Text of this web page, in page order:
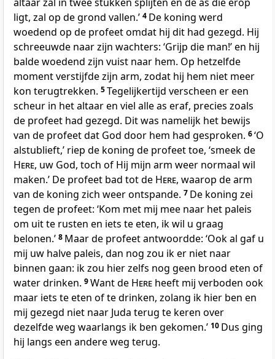
ligt, zal op de grond vallen.’ 4 De koning werd
woedend op de profeet omdat hij dit had gezegd. Hij
schreeuwde naar zijn wachters: ‘Grijp die man!’ en hij
balde woedend zijn vuist naar hem. Op hetzelfde
moment verstijfde zijn arm, zodat hij hem niet meer
kon terugtrekken. 5Tegelijkertijd verscheen er een
scheur in het altaar en viel alle as eraf, precies zoals
de profeet had gezegd. Dit was namelijk het bewijs
van de profeet dat God door hem had gesproken. 6‘O
alstublieft,’ riep de koning de profeet toe, ‘smeek de
Here, uw God, toch of Hij mijn arm weer normaal wil
maken.’ De profeet bad tot de Here, waarop de arm
van de koning zich weer ontspande. 7 De koning zei
tegen de profeet: ‘Kom met mij mee naar het paleis
om uit te rusten en iets te eten, ik wil u graag
belonen.’ 8 Maar de profeet antwoordde: ‘Ook al gaf u
mij uw halve paleis, dan nog zou ik er niet naar
binnen gaan: ik zou hier zelfs nog geen brood eten of
water drinken. 9Want de Here heeft mij verboden ook
maar iets te eten of te drinken, zolang ik hier ben en
mij gezegd niet naar Juda terug te keren over
dezelfde weg waarlangs ik ben gekomen.’ 10 Dus ging
hij langs een andere weg terug.